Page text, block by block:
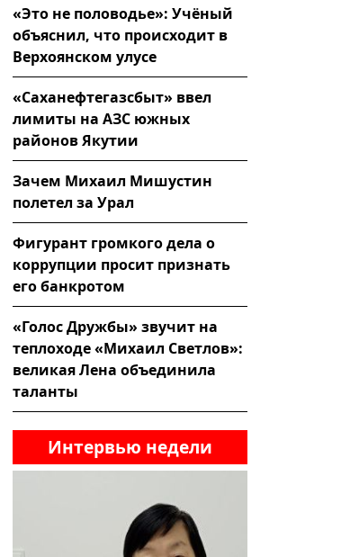
«Это не половодье»: Учёный
объяснил, что происходит в
Верхоянском улусе
«Саханефтегазсбыт» ввел
лимиты на АЗС южных
районов Якутии
Зачем Михаил Мишустин
полетел за Урал
Фигурант громкого дела о
коррупции просит признать
его банкротом
«Голос Дружбы» звучит на
теплоходе «Михаил Светлов»:
великая Лена объединила
таланты
Интервью недели